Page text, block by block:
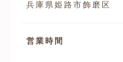
兵庫県姫路市飾磨区
営業時間